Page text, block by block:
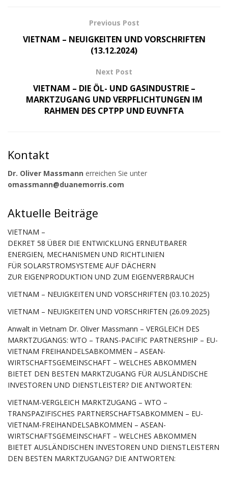
Previous Post
VIETNAM – NEUIGKEITEN UND VORSCHRIFTEN
(13.12.2024)
Next Post
VIETNAM – DIE ÖL- UND GASINDUSTRIE –
MARKTZUGANG UND VERPFLICHTUNGEN IM
RAHMEN DES CPTPP UND EUVNFTA
Kontakt
Dr. Oliver Massmann erreichen Sie unter
omassmann@duanemorris.com
Aktuelle Beiträge
VIETNAM –
DEKRET 58 ÜBER DIE ENTWICKLUNG ERNEUTBARER
ENERGIEN, MECHANISMEN UND RICHTLINIEN
FÜR SOLARSTROMSYSTEME AUF DÄCHERN
ZUR EIGENPRODUKTION UND ZUM EIGENVERBRAUCH
VIETNAM – NEUIGKEITEN UND VORSCHRIFTEN (03.10.2025)
VIETNAM – NEUIGKEITEN UND VORSCHRIFTEN (26.09.2025)
Anwalt in Vietnam Dr. Oliver Massmann – VERGLEICH DES
MARKTZUGANGS: WTO – TRANS-PACIFIC PARTNERSHIP – EU-
VIETNAM FREIHANDELSABKOMMEN – ASEAN-
WIRTSCHAFTSGEMEINSCHAFT – WELCHES ABKOMMEN
BIETET DEN BESTEN MARKTZUGANG FÜR AUSLÄNDISCHE
INVESTOREN UND DIENSTLEISTER? DIE ANTWORTEN:
VIETNAM-VERGLEICH MARKTZUGANG – WTO –
TRANSPAZIFISCHES PARTNERSCHAFTSABKOMMEN – EU-
VIETNAM-FREIHANDELSABKOMMEN – ASEAN-
WIRTSCHAFTSGEMEINSCHAFT – WELCHES ABKOMMEN
BIETET AUSLÄNDISCHEN INVESTOREN UND DIENSTLEISTERN
DEN BESTEN MARKTZUGANG? DIE ANTWORTEN: